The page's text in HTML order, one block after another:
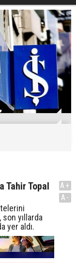
Tahir Topal
son yıllarda
yer aldı.
A+
A-